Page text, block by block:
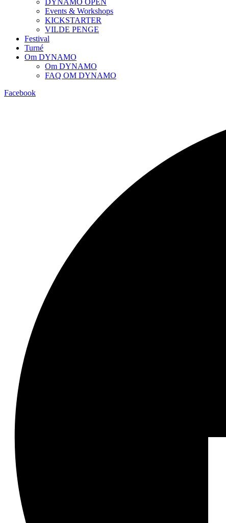
DYNAMO OPEN
Events & Workshops
KICKSTARTER
VILDE PENGE
Festival
Turné
Om DYNAMO
Om DYNAMO
FAQ OM DYNAMO
Facebook